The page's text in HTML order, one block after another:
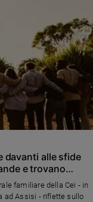
davanti alle sfide
e trovano
familiare della Cei - in
ad Assisi - riflette sullo